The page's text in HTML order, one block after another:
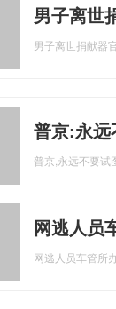
男子离世
男子离世捐献器
普京:永远
普京,永远不要试
网逃人员
网逃人员车管所